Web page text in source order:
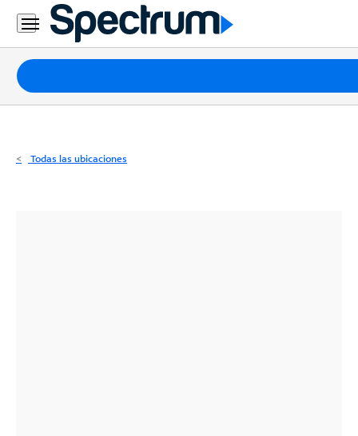
Residencial
Business
Paquetes
Internet
Todas las ubicaciones